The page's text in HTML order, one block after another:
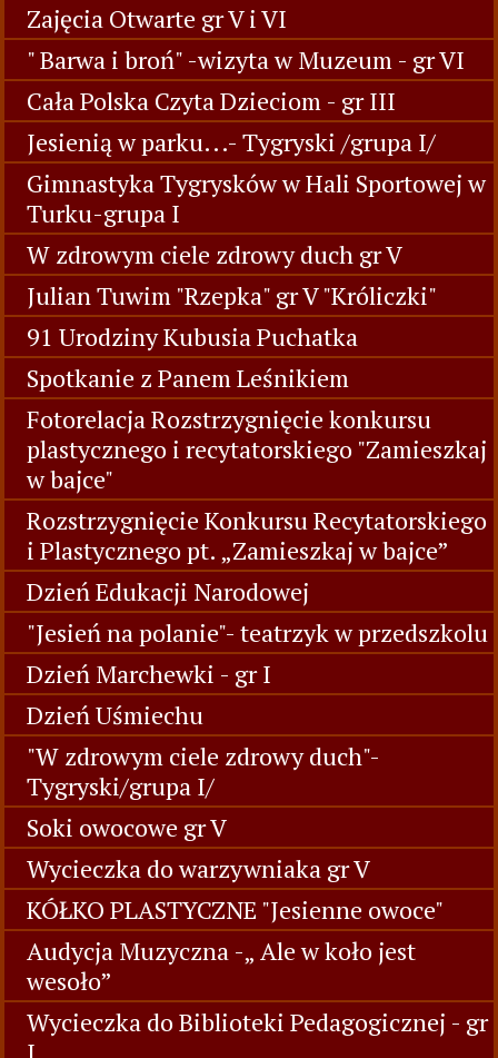
Zajęcia Otwarte gr V i VI
" Barwa i broń" -wizyta w Muzeum - gr VI
Cała Polska Czyta Dzieciom - gr III
Jesienią w parku...- Tygryski /grupa I/
Gimnastyka Tygrysków w Hali Sportowej w
Turku-grupa I
W zdrowym ciele zdrowy duch gr V
Julian Tuwim "Rzepka" gr V "Króliczki"
91 Urodziny Kubusia Puchatka
Spotkanie z Panem Leśnikiem
Fotorelacja Rozstrzygnięcie konkursu
plastycznego i recytatorskiego "Zamieszkaj
w bajce"
Rozstrzygnięcie Konkursu Recytatorskiego
i Plastycznego pt. „Zamieszkaj w bajce”
Dzień Edukacji Narodowej
"Jesień na polanie"- teatrzyk w przedszkolu
Dzień Marchewki - gr I
Dzień Uśmiechu
"W zdrowym ciele zdrowy duch"-
Tygryski/grupa I/
Soki owocowe gr V
Wycieczka do warzywniaka gr V
KÓŁKO PLASTYCZNE "Jesienne owoce"
Audycja Muzyczna -„ Ale w koło jest
wesoło”
Wycieczka do Biblioteki Pedagogicznej - gr